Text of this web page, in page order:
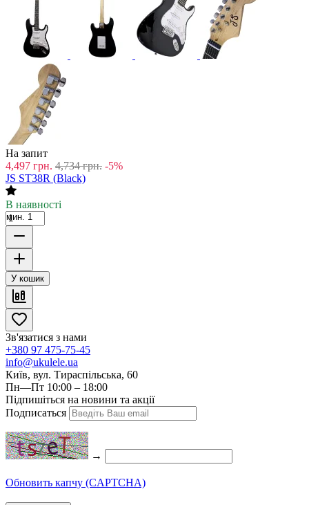
На запит
4,497 грн. 4,734 грн. -5%
JS ST38R (Black)
В наявності
мин. 1
У кошик
Зв'язатися з нами
+380 97 475-75-45
info@ukulele.ua
Київ, вул. Тираспільська, 60
Пн—Пт 10:00 – 18:00
Підпишіться на новини та акції
Подписаться
→
Обновить капчу (CAPTCHA)